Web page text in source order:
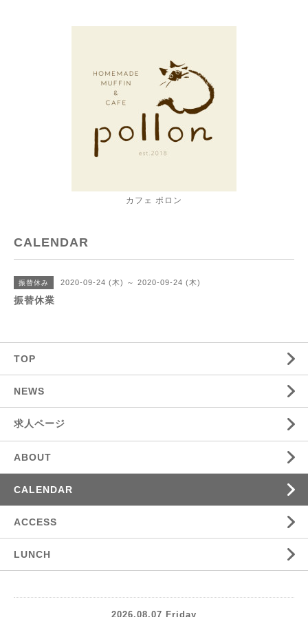
カフェ ポロン
CALENDAR
振替休み 2020-09-24 (木) ～ 2020-09-24 (木)
振替休業
TOP
NEWS
求人ページ
ABOUT
CALENDAR
ACCESS
LUNCH
2026.08.07 Friday